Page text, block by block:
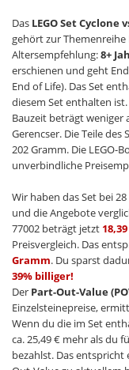
Das LEGO Set Cyclone
gehört zur Themenreihe
Altersempfehlung:8+
erschienen und geht
End of Life). Das Set
diesem Set enthalten
Bauzeit beträgt weniger
Gerencser. Die Teile
202 Gramm. Die LEGO-
unverbindliche
Wir haben das Set bei
und die Angebote
77002 beträgt jetzt
Preisvergleich. Das
Gramm. Du sparst
39% billiger!
Der Part-Out-Value
Einzelsteinepreise,
Wenn du die im Set
ca. 25,49 € mehr als du
bezahlst. Das entspricht